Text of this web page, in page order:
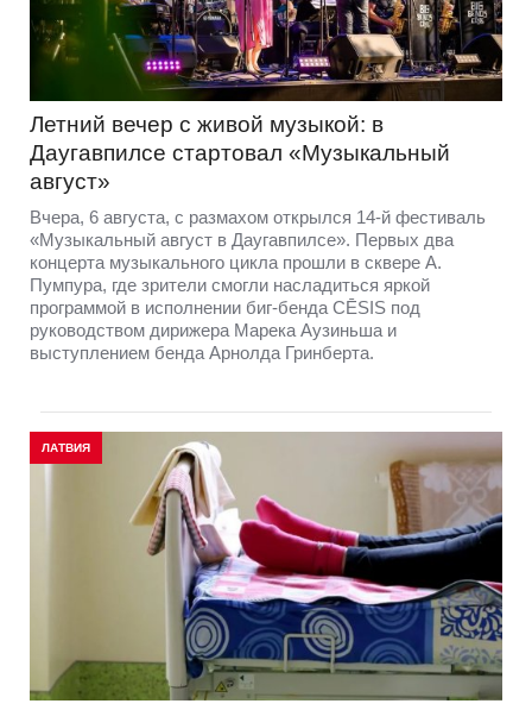
Летний вечер с живой музыкой: в
Даугавпилсе стартовал «Музыкальный
август»
Вчера, 6 августа, с размахом открылся 14-й фестиваль
«Музыкальный август в Даугавпилсе». Первых два
концерта музыкального цикла прошли в сквере А.
Пумпура, где зрители смогли насладиться яркой
программой в исполнении биг-бенда CĒSIS под
руководством дирижера Марека Аузиньша и
выступлением бенда Арнолда Гринберта.
ЛАТВИЯ